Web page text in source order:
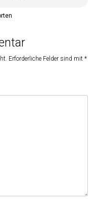
Erforderliche Felder sind mit *